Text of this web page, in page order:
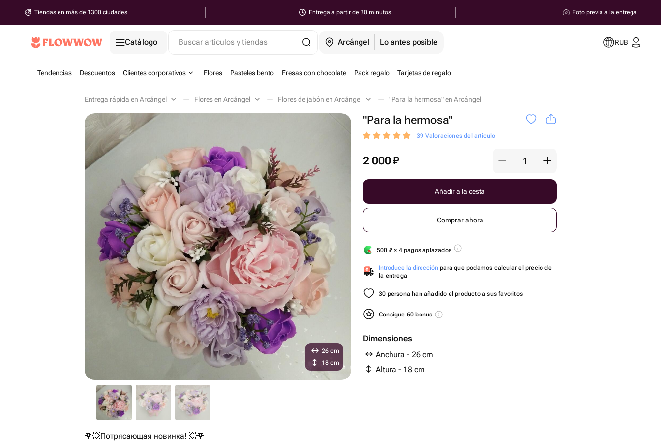
Tiendas en más de 1300 ciudades Entrega a partir de 30 minutos Foto previa a la entrega
Catálogo Buscar artículos y tiendas Arcángel Lo antes posible RUB
Tendencias Descuentos Clientes corporativos Flores Pasteles bento Fresas con chocolate Pack regalo Tarjetas de regalo
Entrega rápida en Arcángel Flores en Arcángel Flores de jabón en Arcángel "Para la hermosa" en Arcángel
"Para la hermosa"
39 Valoraciones del artículo
2 000₽
Añadir a la cesta
Comprar ahora
500 ₽ × 4 pagos aplazados
Introduce la dirección para que podamos calcular el precio de
la entrega
30 persona han añadido el producto a sus favoritos
Consigue 60 bonus
Dimensiones
Anchura - 26 cm
Altura - 18 cm
26 cm
18 cm
🌹💥Потрясающая новинка! 💥🌹